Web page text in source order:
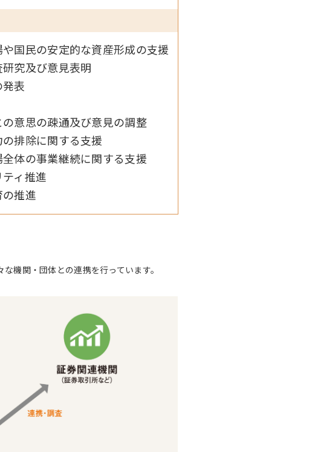
国民の安定的な資産形成の支援
究及び意見表明
発表
の意思の疎通及び意見の調整
の排除に関する支援
体の事業継続に関する支援
ィ推進
の推進
機関・団体との連携を行っています。